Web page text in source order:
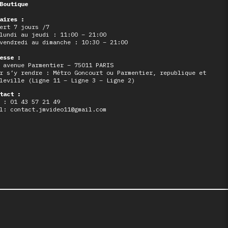
:
7 jours /7
lundi au jeudi : 11:00 – 21:00
au dimanche : 10:30 – 21:00
:
avenue Parmentier – 75011 PARIS
s’y rendre : Métro Goncourt ou Parmentier, republique et
(Ligne 11 – Ligne 3 – Ligne 2)
:
: 01 43 57 21 49
contact.jmvideo11@gmail.com